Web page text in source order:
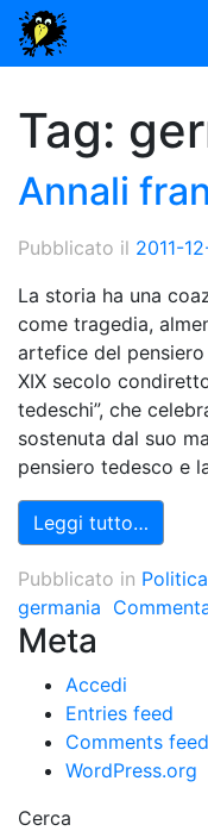
Tag:
Annali
Pubblicato il 2011-
La storia ha una
come tragedia,
artefice del pensiero
XIX secolo
tedeschi”, che
sostenuta dal suo
pensiero tedesco e
Leggi tutto…
Pubblicato in Politica
germania
Meta
Accedi
Entries feed
Comments feed
WordPress.org
Cerca